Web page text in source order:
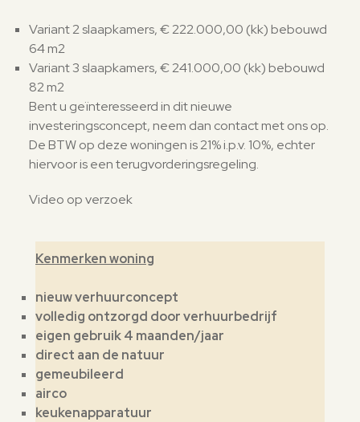
Variant 2 slaapkamers, € 222.000,00 (kk) bebouwd
64 m2
Variant 3 slaapkamers, € 241.000,00 (kk) bebouwd
82 m2
Bent u geïnteresseerd in dit nieuwe
investeringsconcept, neem dan contact met ons op.
De BTW op deze woningen is 21% i.p.v. 10%, echter
hiervoor is een terugvorderingsregeling.
Video op verzoek
Kenmerken woning
nieuw verhuurconcept
volledig ontzorgd door verhuurbedrijf
eigen gebruik 4 maanden/jaar
direct aan de natuur
gemeubileerd
airco
keukenapparatuur